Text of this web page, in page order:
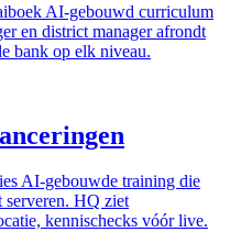
AI-gebouwd curriculum
en district manager afrondt
bank op elk niveau.
AI-gebouwde training die
HQ ziet
kennischecks vóór live.